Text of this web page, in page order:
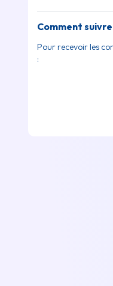
Comment
Pour recevoir les
: